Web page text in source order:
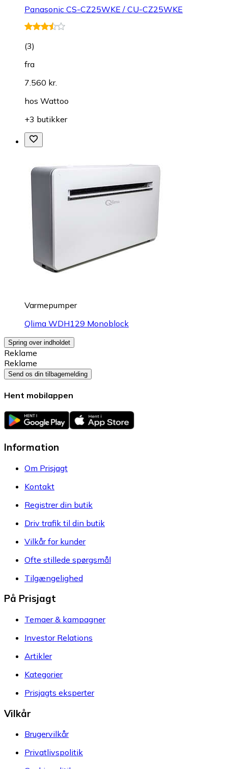
Panasonic CS-CZ25WKE / CU-CZ25WKE
(3)
fra
7.560 kr.
hos Wattoo
+3 butikker
Varmepumper
Qlima WDH129 Monoblock
Spring over indholdet
Reklame
Reklame
Send os din tilbagemelding
Hent mobilappen
Information
Om Prisjagt
Kontakt
Registrer din butik
Driv trafik til din butik
Vilkår for kunder
Ofte stillede spørgsmål
Tilgængelighed
På Prisjagt
Temaer & kampagner
Investor Relations
Artikler
Kategorier
Prisjagts eksperter
Vilkår
Brugervilkår
Privatlivspolitik